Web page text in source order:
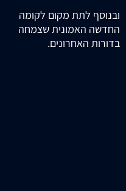
ובנוסף לתת מקום לקומה
החדשה האמונית שצמחה
בדורות האחרונים.